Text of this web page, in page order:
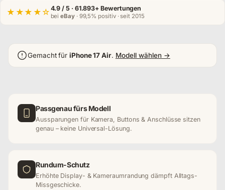
★★★★☆ 4.9 / 5 · 61.893+ Bewertungen
beieBay· 99,5% positiv · seit 2015
Gemacht füriPhone 17 Air. Modell wählen →
Passgenau fürs Modell
Aussparungen für Kamera, Buttons & Anschlüsse sitzen
genau – keine Universal-Lösung.
Rundum-Schutz
Erhöhte Display- & Kameraumrandung dämpft Alltags-
Missgeschicke.